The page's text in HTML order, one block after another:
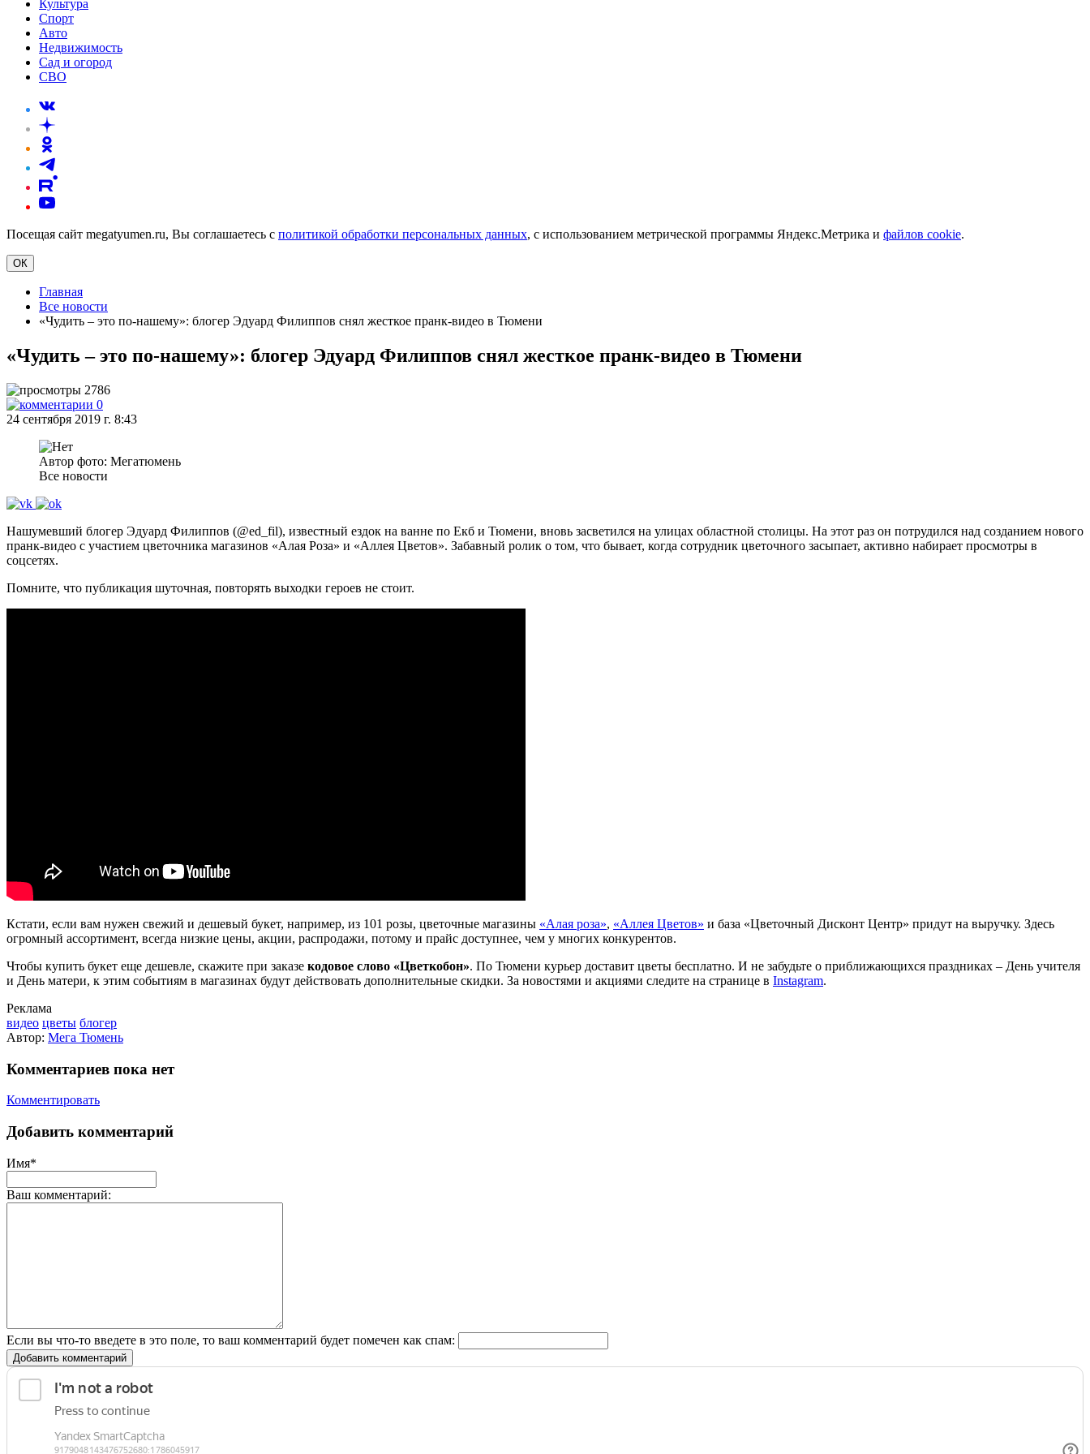
Культура
Спорт
Авто
Недвижимость
Сад и огород
СВО
Посещая сайт megatyumen.ru, Вы соглашаетесь с политикой обработки персональных данных, с использованием метрической программы Яндекс.Метрика и файлов cookie.
ОК
Главная
Все новости
«Чудить – это по-нашему»: блогер Эдуард Филиппов снял жесткое пранк-видео в Тюмени
«Чудить – это по-нашему»: блогер Эдуард Филиппов снял жесткое пранк-видео в Тюмени
2786
0
24 сентября 2019 г. 8:43
Автор фото: Мегатюмень
Все новости
Нашумевший блогер Эдуард Филиппов (@ed_fil), известный ездок на ванне по Екб и Тюмени, вновь засветился на улицах областной столицы. На этот раз он потрудился над созданием нового
пранк-видео с участием цветочника магазинов «Алая Роза» и «Аллея Цветов». Забавный ролик о том, что бывает, когда сотрудник цветочного засыпает, активно набирает просмотры в
соцсетях.
Помните, что публикация шуточная, повторять выходки героев не стоит.
Кстати, если вам нужен свежий и дешевый букет, например, из 101 розы, цветочные магазины «Алая роза», «Аллея Цветов» и база «Цветочный Дисконт Центр» придут на выручку. Здесь
огромный ассортимент, всегда низкие цены, акции, распродажи, потому и прайс доступнее, чем у многих конкурентов.
Чтобы купить букет еще дешевле, скажите при заказе кодовое слово «Цветкобон». По Тюмени курьер доставит цветы бесплатно. И не забудьте о приближающихся праздниках – День учителя
и День матери, к этим событиям в магазинах будут действовать дополнительные скидки. За новостями и акциями следите на странице в Instagram.
Реклама
видео цветы блогер
Автор: Мега Тюмень
Комментариев пока нет
Комментировать
Добавить комментарий
Имя*
Ваш комментарий:
Если вы что-то введете в это поле, то ваш комментарий будет помечен как спам:
Добавить комментарий